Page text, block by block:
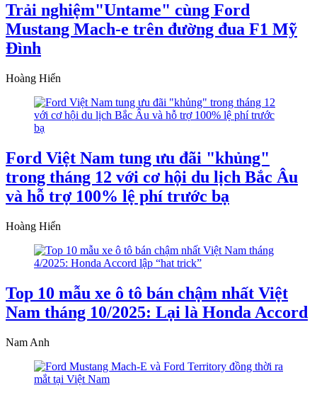
Trải nghiệm"Untame" cùng Ford
Mustang Mach-e trên đường đua F1 Mỹ
Đình
Hoàng Hiển
Ford Việt Nam tung ưu đãi "khủng"
trong tháng 12 với cơ hội du lịch Bắc Âu
và hỗ trợ 100% lệ phí trước bạ
Hoàng Hiển
Top 10 mẫu xe ô tô bán chậm nhất Việt
Nam tháng 10/2025: Lại là Honda Accord
Nam Anh